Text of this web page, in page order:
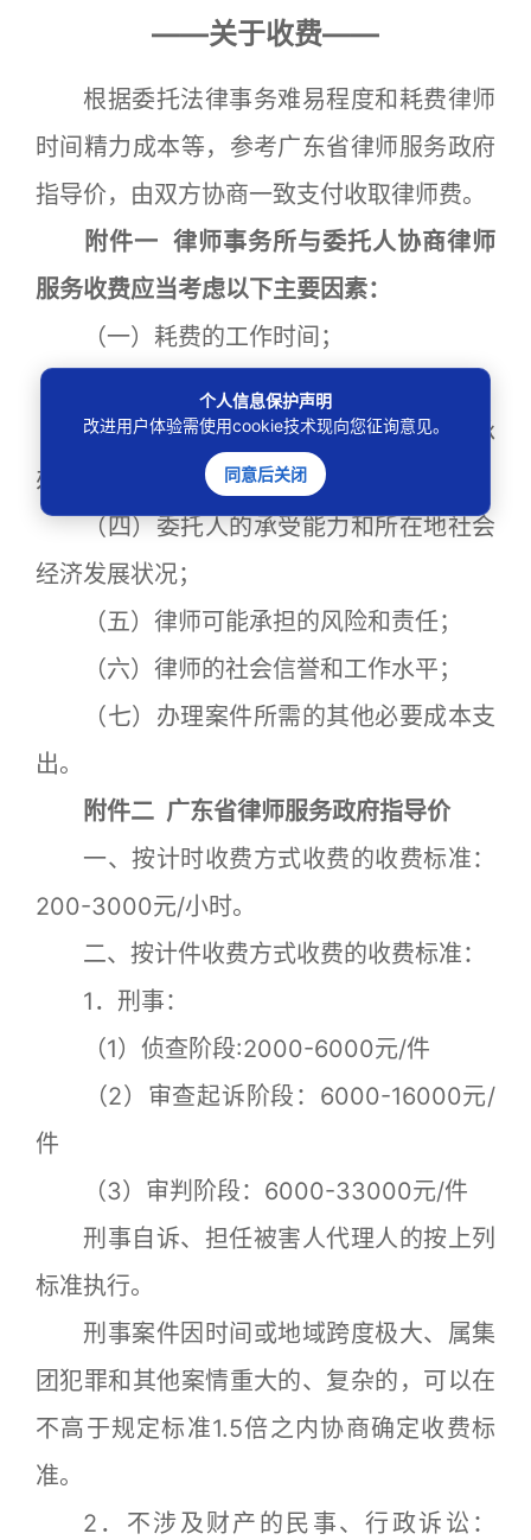
——关于收费——
根据委托法律事务难易程度和耗费律师
时间精力成本等，参考广东省律师服务政府
指导价，由双方协商一致支付收取律师费。
附件一 律师事务所与委托人协商律师
服务收费应当考虑以下主要因素：
（一）耗费的工作时间；
（二）法律事务的难易程度；
（三）办理法律事务所需律师人数和承
办律师的业务能力；
（四）委托人的承受能力和所在地社会
经济发展状况；
（五）律师可能承担的风险和责任；
（六）律师的社会信誉和工作水平；
（七）办理案件所需的其他必要成本支
出。
附件二 广东省律师服务政府指导价
一、按计时收费方式收费的收费标准：
200-3000元/小时。
二、按计件收费方式收费的收费标准：
1．刑事：
（1）侦查阶段:2000-6000元/件
（2）审查起诉阶段：6000-16000元/
件
（3）审判阶段：6000-33000元/件
刑事自诉、担任被害人代理人的按上列
标准执行。
刑事案件因时间或地域跨度极大、属集
团犯罪和其他案情重大的、复杂的，可以在
不高于规定标准1.5倍之内协商确定收费标
准。
2．不涉及财产的民事、行政诉讼：
个人信息保护声明
改进用户体验需使用cookie技术现向您征询意见。
同意后关闭